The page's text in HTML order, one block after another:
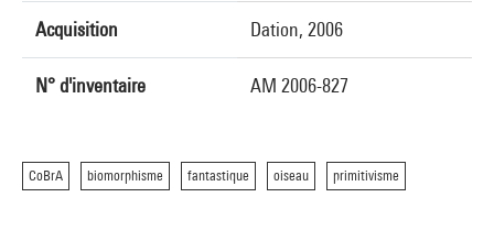
Acquisition Dation, 2006
N° d'inventaire AM 2006-827
CoBrA biomorphisme fantastique oiseau primitivisme